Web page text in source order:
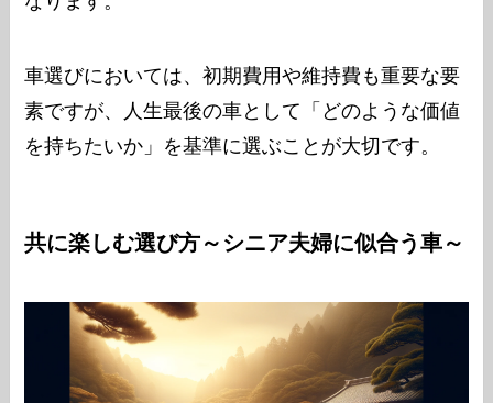
車選びにおいては、初期費用や維持費も重要な要
素ですが、人生最後の車として「どのような価値
を持ちたいか」を基準に選ぶことが大切です。
共に楽しむ選び方～シニア夫婦に似合う車～